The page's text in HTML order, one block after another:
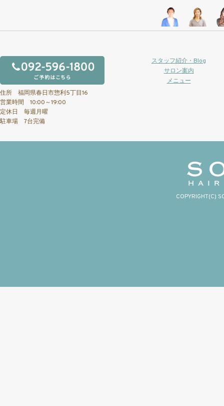
住所 福岡県春日市惣利5丁目16
営業時間 10:00～19:00
定休日 毎週月曜
駐車場 7台完備
スタッフ紹介・Blog
サロン案内
メニュー
COPYRIGHT(C)